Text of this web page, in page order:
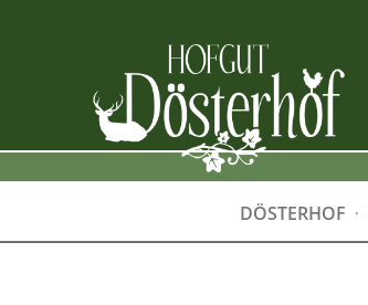
DÖSTERHOF